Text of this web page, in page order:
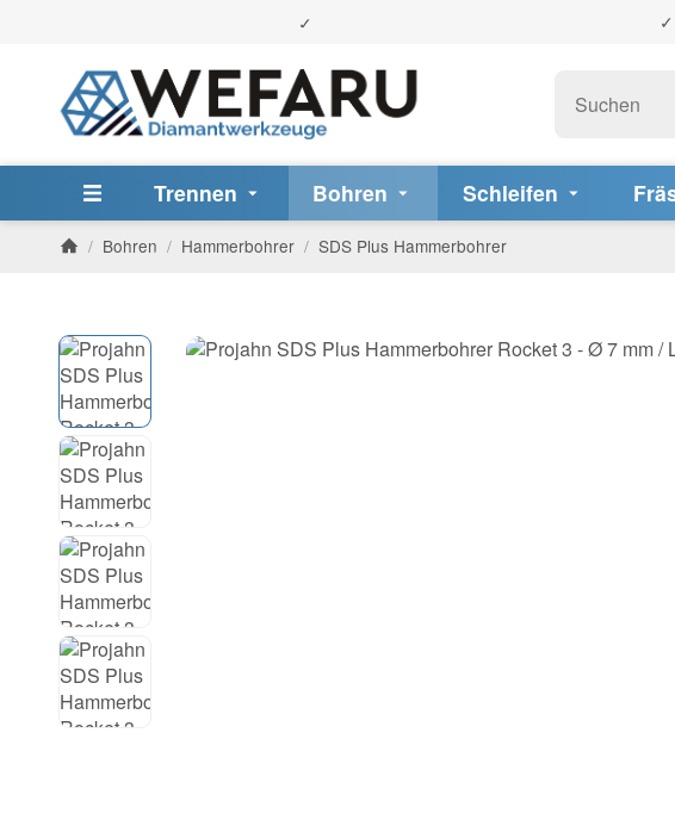
Trennen Bohren Schleifen
/ Bohren / Hammerbohrer / SDS Plus Hammerbohrer